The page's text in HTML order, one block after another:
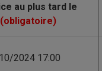
2024 17:00